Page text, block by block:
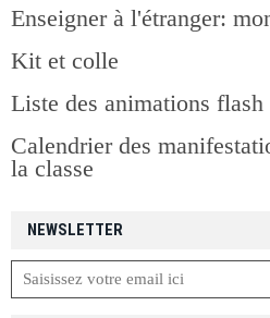
NEWSLETTER
Enseigner à l'étranger:
Kit et colle
Liste des animations flash
Calendrier des
la classe